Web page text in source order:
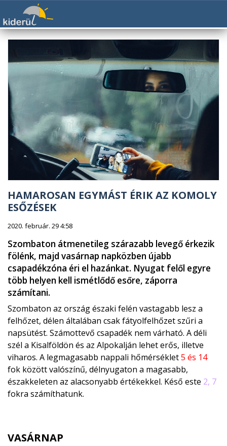
HAMAROSAN EGYMÁST ÉRIK AZ KOMOLY
ESŐZÉSEK
2020. február. 29 4:58
Szombaton átmenetileg szárazabb levegő érkezik
fölénk, majd vasárnap napközben újabb
csapadékzóna éri el hazánkat. Nyugat felől egyre
több helyen kell ismétlődő esőre, záporra
számítani.
Szombaton az ország északi felén vastagabb lesz a
felhőzet, délen általában csak fátyolfelhőzet szűri a
napsütést. Számottevő csapadék nem várható. A déli
szél a Kisalföldön és az Alpokalján lehet erős, illetve
viharos. A legmagasabb nappali hőmérséklet5 és 14
fok között valószínű, délnyugaton a magasabb,
északkeleten az alacsonyabb értékekkel. Késő este 2, 7
fokra számíthatunk.
VASÁRNAP